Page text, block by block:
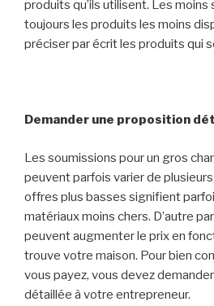
produits qu’ils utilisent. Les
toujours les produits les moins
préciser par écrit les produits qui
Demander une proposition
Les soumissions pour un gros
peuvent parfois varier de
offres plus basses signifient
matériaux moins chers. D’autre
peuvent augmenter le prix en
trouve votre maison. Pour bien
vous payez, vous devez
détaillée à votre entrepreneur.